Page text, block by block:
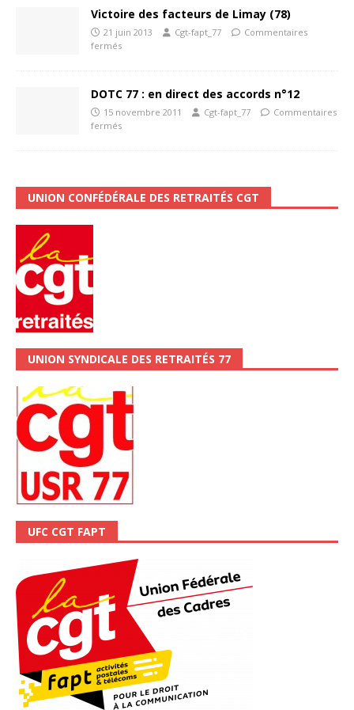
Victoire des facteurs de Limay (78)
21 juin 2013 Cgt-fapt_77
Commentaires
fermés
DOTC 77 : en direct des accords n°12
15 novembre 2011 Cgt-fapt_77
Commentaires
fermés
UNION CONFÉDÉRALE DES RETRAITÉS CGT
UNION SYNDICALE DES RETRAITÉS 77
UFC CGT FAPT